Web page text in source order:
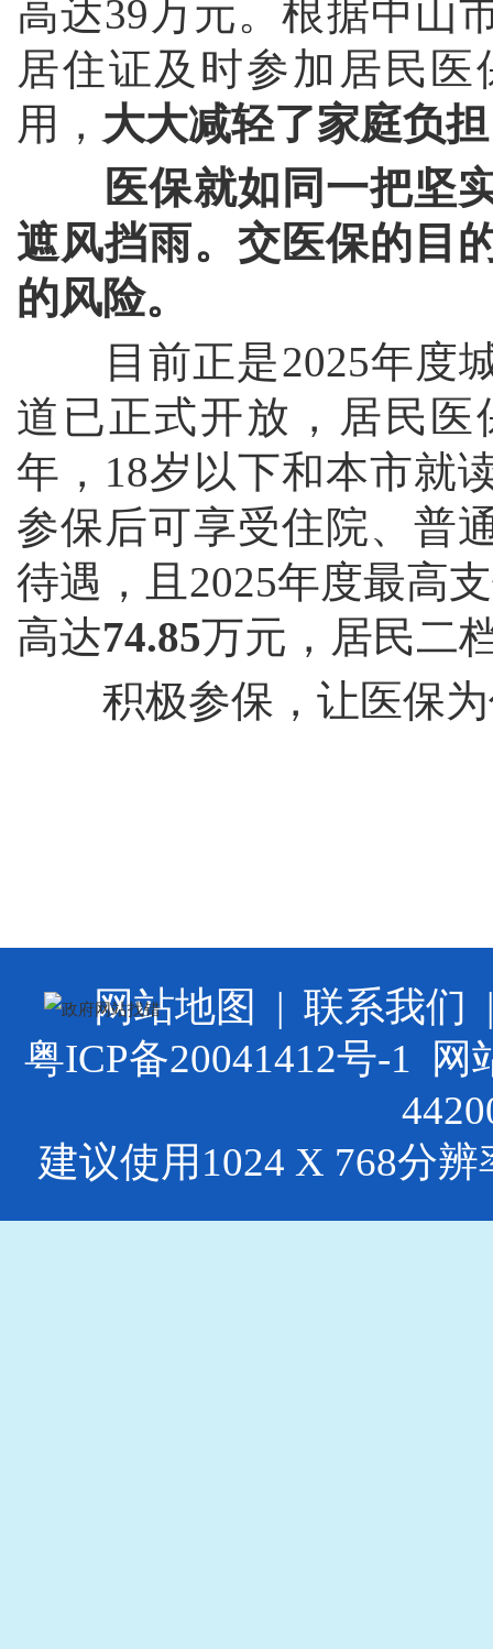
高达39万元。根据中山
居住证及时参加居民
用， 大大减轻了家庭负
医保就如同一把坚
遮风挡雨。交医保的目
的风险。
目前正是2025年度城
道已正式开放，居民
年，18岁以下和本市就
参保后可享受住院、普
待遇，且2025年度最高
高达74.85万元，居民二
积极参保，让医保为
网站地图 | 联系我们
粤ICP备20041412号-1
网
建议使用1024 X 768分